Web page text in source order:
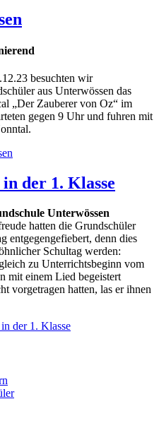
besuchten wir
aus Unterwössen das
„Der Zauberer von Oz“ im
gegen 9 Uhr und fuhren mit
der 1. Klasse
Unterwössen
hatten die Grundschüler
entgegengefiebert, denn dies
Schultag werden:
zu Unterrichtsbeginn vom
mit einem Lied begeistert
vorgetragen hatten, las er ihnen
der 1. Klasse